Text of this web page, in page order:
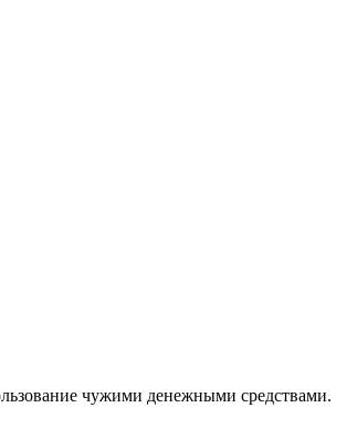
чужими денежными средствами.